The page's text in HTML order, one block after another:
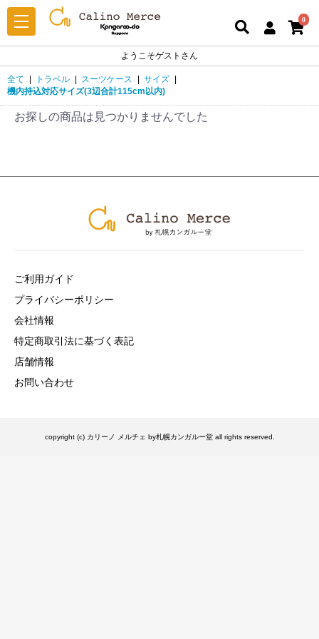
0
ようこそゲストさん
全て | トラベル | スーツケース | サイズ |
機内持込対応サイズ(3辺合計115cm以内)
お探しの商品は見つかりませんでした
ご利用ガイド
プライバシーポリシー
会社情報
特定商取引法に基づく表記
店舗情報
お問い合わせ
copyright (c) カリーノ メルチェ by札幌カンガルー堂 all rights reserved.